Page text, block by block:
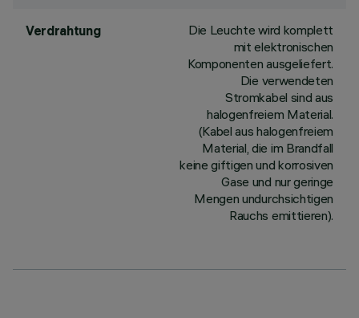
Verdrahtung
Die Leuchte wird komplett
mit elektronischen
Komponenten ausgeliefert.
Die verwendeten
Stromkabel sind aus
halogenfreiem Material.
(Kabel aus halogenfreiem
Material, die im Brandfall
keine giftigen und korrosiven
Gase und nur geringe
Mengen undurchsichtigen
Rauchs emittieren).